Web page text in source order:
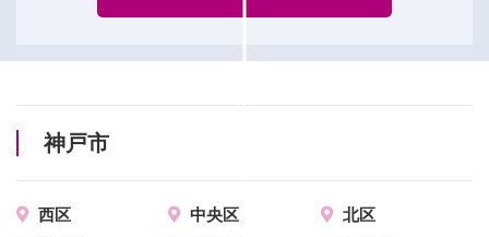
神戸市
西区 中央区
北区